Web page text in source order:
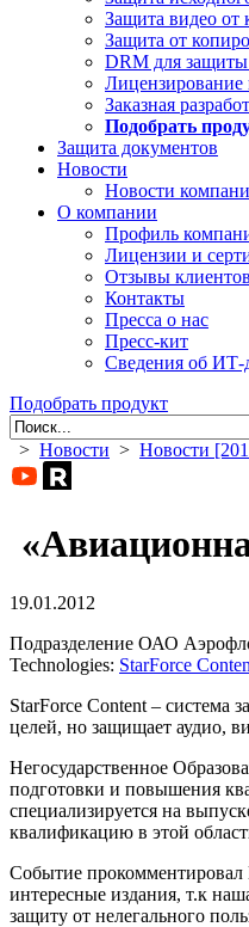
Защита видео от
Защита от
DRM для
Лицензирование
Заказная
Подобрать
Защита документов
Новости
Новости
О компании
Профиль
Лицензии и
Отзывы клиентов
Контакты
Пресса о нас
Пресс-кит
Сведения об ИТ-
Подобрать продукт
> Новости > Новости
19.01.2012
Подразделение ОАО
Technologies: StarForce
StarForce Content – система
целей, но защищает аудио,
Негосударственное
подготовки и повышения
специализируется на
квалификацию в этой
Событие
интересные издания, т.к
защиту от нелегального